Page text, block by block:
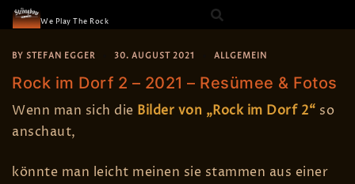
Skip
to
content
We Play The Rock
BY STEFAN EGGER 30. AUGUST 2021 ALLGEMEIN
Rock im Dorf 2 – 2021 – Resümee & Fotos
Wenn man sich die Bilder von „Rock im Dorf 2“ so
anschaut,
könnte man leicht meinen sie stammen aus einer